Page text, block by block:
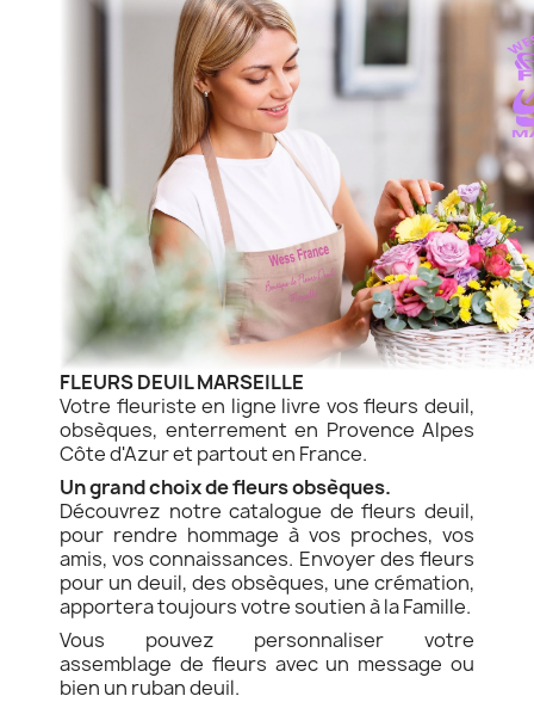
FLEURS DEUIL MARSEILLE
Votre fleuriste en ligne livre vos fleurs deuil,
obsèques, enterrement en Provence Alpes
Côte d'Azur et partout en France.
Un grand choix de fleurs obsèques.
Découvrez notre catalogue de fleurs deuil,
pour rendre hommage à vos proches, vos
amis, vos connaissances. Envoyer des fleurs
pour un deuil, des obsèques, une crémation,
apportera toujours votre soutien à la Famille.
Vous pouvez personnaliser votre
assemblage de fleurs avec un message ou
bien un ruban deuil.